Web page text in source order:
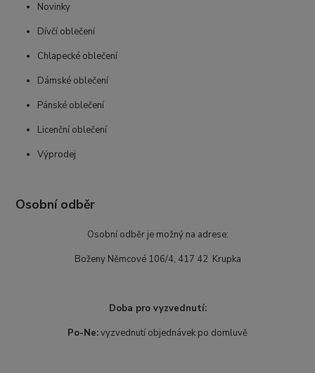
Novinky
Dívčí oblečení
Chlapecké oblečení
Dámské oblečení
Pánské oblečení
Licenční oblečení
Výprodej
Osobní odběr
Osobní odběr je možný na adrese:
Boženy Němcové 106/4, 417 42 Krupka
Doba pro vyzvednutí:
Po-Ne:vyzvednutí objednávek po domluvě